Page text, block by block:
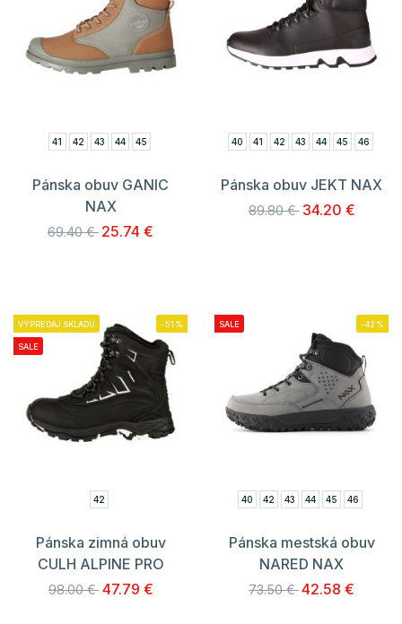
41 42 43 44 45
Pánska obuv GANIC
NAX
69.40 € 25.74 €
40 41 42 43 44 45 46
Pánska obuv JEKT NAX
89.80 € 34.20 €
VÝPREDAJ SKLADU
SALE
-51%
42
Pánska zimná obuv
CULH ALPINE PRO
98.00 € 47.79 €
SALE -42%
40 42 43 44 45 46
Pánska mestská obuv
NARED NAX
73.50 €42.58 €